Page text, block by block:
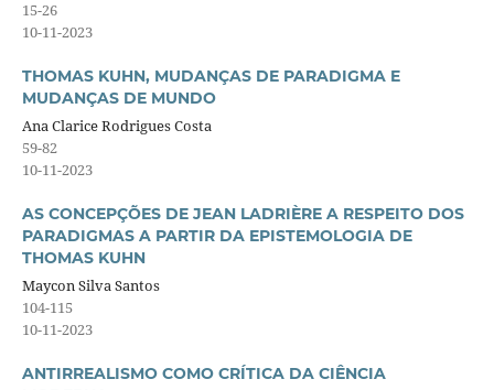
15-26
10-11-2023
THOMAS KUHN, MUDANÇAS DE PARADIGMA E
MUDANÇAS DE MUNDO
Ana Clarice Rodrigues Costa
59-82
10-11-2023
AS CONCEPÇÕES DE JEAN LADRIÈRE A RESPEITO DOS
PARADIGMAS A PARTIR DA EPISTEMOLOGIA DE
THOMAS KUHN
Maycon Silva Santos
104-115
10-11-2023
ANTIRREALISMO COMO CRÍTICA DA CIÊNCIA